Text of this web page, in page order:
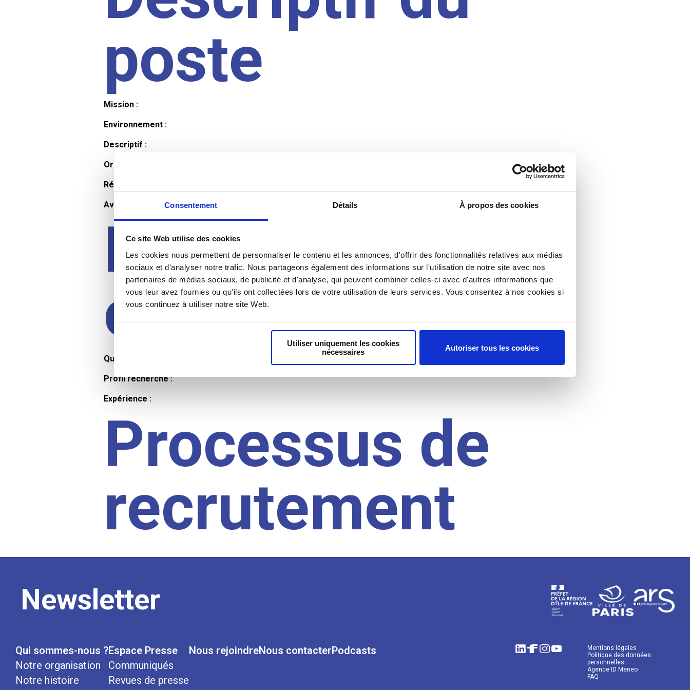
Consentement Détails À propos des cookies
Ce site Web utilise des cookies
Les cookies nous permettent de personnaliser le contenu et les annonces, d'offrir des fonctionnalités relatives aux médias
sociaux et d'analyser notre trafic. Nous partageons également des informations sur l'utilisation de notre site avec nos
partenaires de médias sociaux, de publicité et d'analyse, qui peuvent combiner celles-ci avec d'autres informations que
vous leur avez fournies ou qu'ils ont collectées lors de votre utilisation de leurs services. Vous consentez à nos cookies si
vous continuez à utiliser notre site Web.
Utiliser uniquement les cookies
nécessaires
Autoriser tous les cookies
poste
Mission :
Environnement :
Descriptif :
Organisation et horaires :
Rémunération :
Avantages :
Profil du
candidat
Qualifications et diplômes :
Profil recherché :
Expérience :
Processus de
recrutement
Newsletter
Qui sommes-nous ?
Notre organisation
Notre histoire
Espace Presse
Communiqués
Revues de presse
Nous rejoindreNous contacterPodcasts
Mentions légales
Politique des données
personnelles
Agence ID Meneo
FAQ